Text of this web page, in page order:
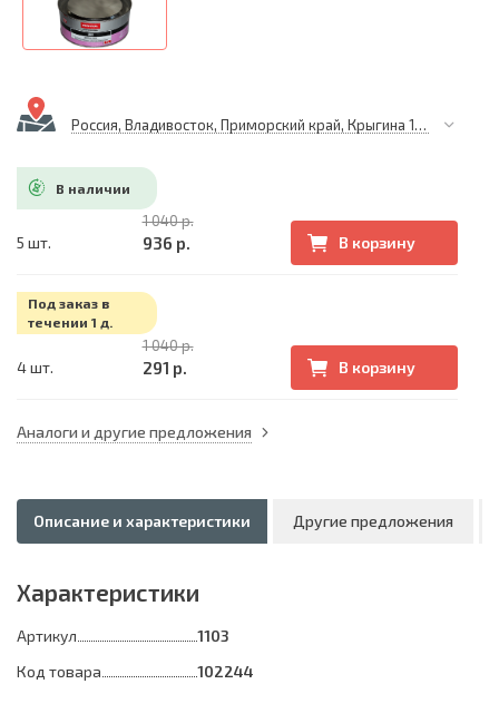
Россия, Владивосток, Приморский край, Крыгина 105
В наличии
5 шт.
1 040 р.
936 р. В корзину
Под заказ в
течении 1 д.
4 шт.
1 040 р.
291 р. В корзину
Аналоги и другие предложения
Описание и характеристики Другие предложения
Характеристики
Артикул
1103
Код товара
102244